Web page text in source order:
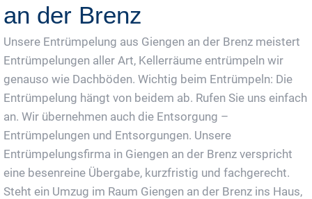
an der Brenz
Unsere Entrümpelung aus Giengen an der Brenz meistert
Entrümpelungen aller Art, Kellerräume entrümpeln wir
genauso wie Dachböden. Wichtig beim Entrümpeln: Die
Entrümpelung hängt von beidem ab. Rufen Sie uns einfach
an. Wir übernehmen auch die Entsorgung –
Entrümpelungen und Entsorgungen. Unsere
Entrümpelungsfirma in Giengen an der Brenz verspricht
eine besenreine Übergabe, kurzfristig und fachgerecht.
Steht ein Umzug im Raum Giengen an der Brenz ins Haus,